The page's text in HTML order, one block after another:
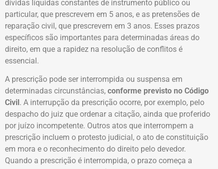
dívidas líquidas constantes de instrumento público ou
particular, que prescrevem em 5 anos, e as pretensões de
reparação civil, que prescrevem em 3 anos. Esses prazos
específicos são importantes para determinadas áreas do
direito, em que a rapidez na resolução de conflitos é
essencial.
A prescrição pode ser interrompida ou suspensa em
determinadas circunstâncias, conforme previsto no Código
Civil . A interrupção da prescrição ocorre, por exemplo, pelo
despacho do juiz que ordenar a citação, ainda que proferido
por juízo incompetente. Outros atos que interrompem a
prescrição incluem o protesto judicial, o ato de constituição
em mora e o reconhecimento do direito pelo devedor.
Quando a prescrição é interrompida, o prazo começa a